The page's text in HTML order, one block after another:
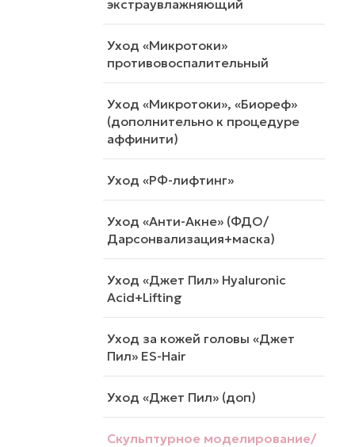
экстраувлажняющий
Уход «Микротоки»
противовоспалительный
Уход «Микротоки», «Биореф»
(дополнительно к процедуре
аффинити)
Уход «РФ-лифтинг»
Уход «Анти-Акне» (ФДО/
Дарсонвализация+маска)
Уход «Джет Пил» Hyaluronic
Acid+Lifting
Уход за кожей головы «Джет
Пил» ES-Hair
Уход «Джет Пил» (доп)
Скульптурное моделирование/